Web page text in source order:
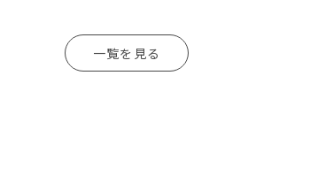
一覧を見る